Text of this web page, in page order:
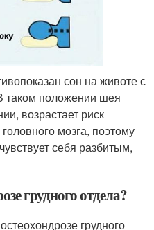
сон на животе с
таком положении шея
возрастает риск
мозга, поэтому
себя разбитым,
грудного отдела?
грудного